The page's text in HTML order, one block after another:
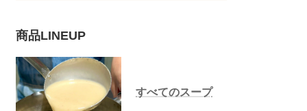
商品LINEUP
すべてのスープ